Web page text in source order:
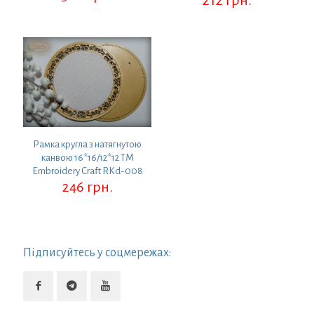
Рамка кругла з натягнутою
канвою 16*16/12*12 ТМ
Embroidery Craft RKd-008
246 грн.
Підписуйтесь у соцмережах: